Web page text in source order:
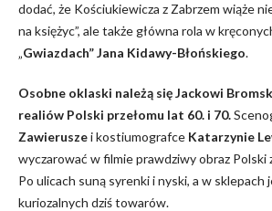
dodać, że Kościukiewicza z Zabrzem wiąże
na księżyc”, ale także główna rola w
„Gwiazdach” Jana Kidawy-Błońskiego.
Osobne oklaski należą się Jackowi
realiów Polski przełomu lat 60. i 70.
Zawieruszei kostiumografce Katarzynie
wyczarować w filmie prawdziwy obraz Polski
Po ulicach suną syrenki i nyski, a w sklepach
kuriozalnych dziś towarów.